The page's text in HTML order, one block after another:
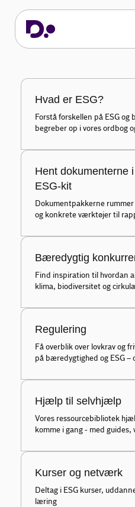
DI Digital
Her finder I viden,
komme i gang med og/
DI Digital ESG-kit
CSRD-direktivets krav
Hvad er ESG?
Forstå forskellen på ESG
begreber op i vores ordbog
Hent dokumenterne
ESG-kit
Dokumentpakkerne
og konkrete værktøjer til
Bæredygtig
Find inspiration til hvordan
klima, biodiversitet og
effektivisere dit ESG-arbejde
Regulering
Få overblik over lovkrav og
på bæredygtighed og ESG –
Hjælp til selvhjælp
Vores ressourcebibliotek
komme i gang - med guides,
Kurser og netværk
Deltag i ESG kurser,
læring